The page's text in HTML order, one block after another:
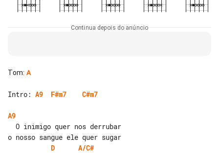
Continua depois do anúncio
Tom: A
Intro: A9 F#m7 C#m7
A9
D
A/C#